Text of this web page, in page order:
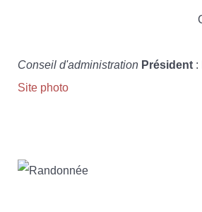
Conseil d'administration Président :
Site photo